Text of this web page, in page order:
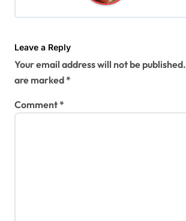
i
a
t
o
Leave a Reply
Your email address will not be published.
are marked*
Comment*